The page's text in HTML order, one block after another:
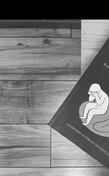
publicación